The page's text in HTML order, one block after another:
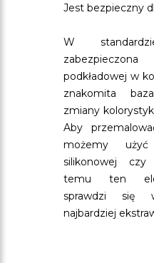
Jest bezpieczny
W
podkładowej w
znakomita
zmiany
Aby
możemy
silikonowej czy
temu ten
sprawdzi się
najbardziej